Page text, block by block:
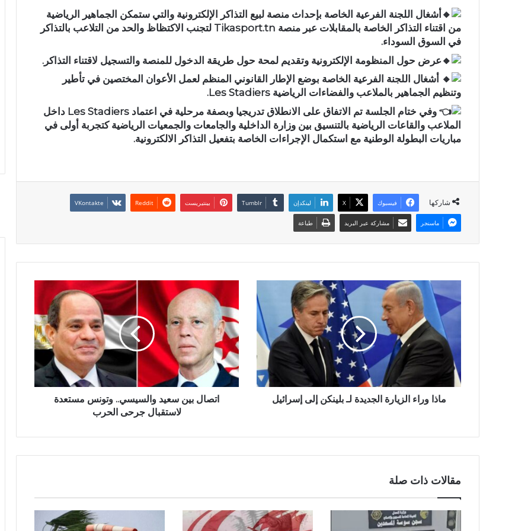
أشغال اللجنة الفرعية الخاصة بإحداث منصة لبيع التذاكر الإلكترونية والتي ستمكن الجماهير الرياضية
من اقتناء التذاكر الخاصة بالمقابلات عبر منصة Tikasport.tn لتجنب الاكتظاظ والحد من التلاعب بالتذاكر
في السوق السوداء.
عرض حول المنظومة الإلكترونية وتقديم لمحة حول طريقة الدخول للمنصة والتسجيل لاقتناء التذاكر.
أشغال اللجنة الفرعية الخاصة بوضع الإطار القانوني المنظم لعمل الأعوان المختصين في تأطير
وتنظيم الجماهير بالملاعب والفضاءات الرياضية Les Stadiers.
وفي ختام الجلسة تم الاتفاق على الانطلاق تدريجيا وبصفة مرحلية في اعتماد Les Stadiers داخل
الملاعب والقاعات الرياضية بالتنسيق بين وزارة الداخلية والجامعات والجمعيات الرياضية كتجربة أولى في
مباريات البطولة الوطنية مع استكمال الإجراءات الخاصة بتفعيل التذاكر الالكترونية.
شاركها فيسبوك X لينكدإن بينتيريست
ماسنجر مشاركة عبر البريد طباعة
ماذا وراء الزيارة الجديدة لـ بلينكن إلى إسرائيل
اتصال بين سعيد والسيسي.. وتونس مستعدة
لاستقبال جرحى الحرب
مقالات ذات صلة